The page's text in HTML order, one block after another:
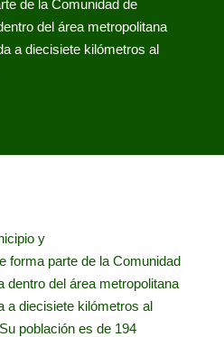
de la Comunidad de
del área metropolitana
a diecisiete kilómetros al
y
forma parte de la Comunidad
dentro del área metropolitana
a diecisiete kilómetros al
​ Su población es de 194